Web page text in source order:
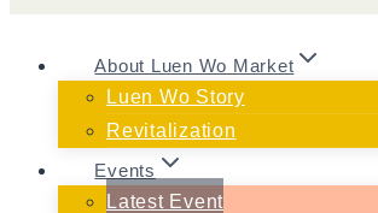
About Luen Wo Market
Luen Wo Story
Revitalization
Events
Latest Event